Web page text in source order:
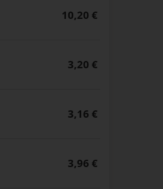
10,20 €
3,20 €
3,16 €
3,96 €